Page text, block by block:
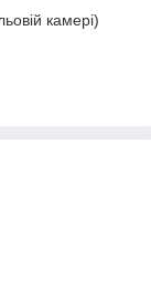
камері)